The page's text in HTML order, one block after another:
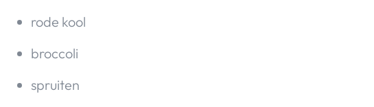
rode kool
broccoli
spruiten